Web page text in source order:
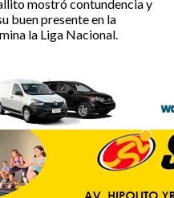
mostró contundencia y
buen presente en la
la Liga Nacional.